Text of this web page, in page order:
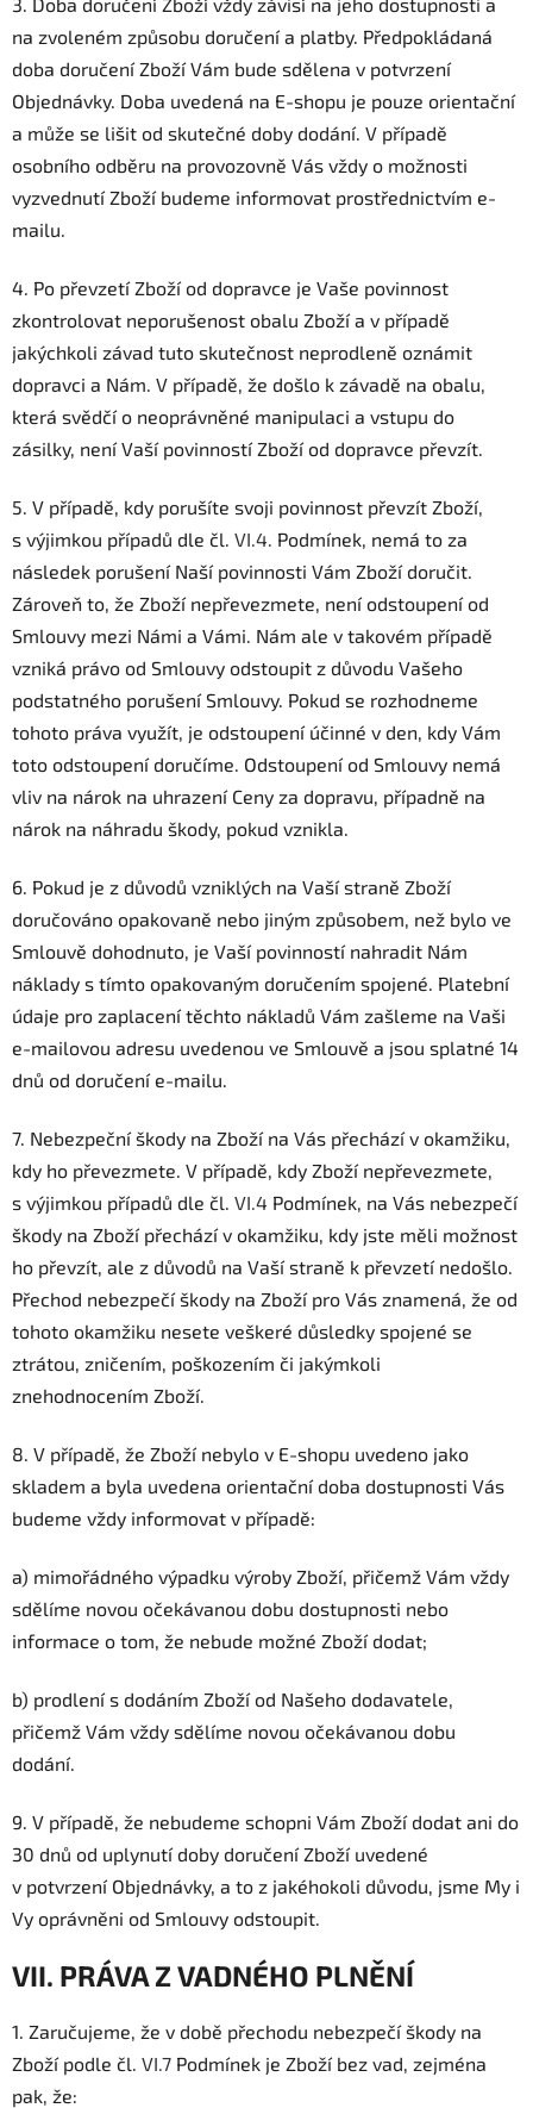
na zvoleném způsobu doručení a platby. Předpokládaná
doba doručení Zboží Vám bude sdělena v potvrzení
Objednávky. Doba uvedená na E-shopu je pouze orientační
a může se lišit od skutečné doby dodání. V případě
osobního odběru na provozovně Vás vždy o možnosti
vyzvednutí Zboží budeme informovat prostřednictvím e-
mailu.
4. Po převzetí Zboží od dopravce je Vaše povinnost
zkontrolovat neporušenost obalu Zboží a v případě
jakýchkoli závad tuto skutečnost neprodleně oznámit
dopravci a Nám. V případě, že došlo k závadě na obalu,
která svědčí o neoprávněné manipulaci a vstupu do
zásilky, není Vaší povinností Zboží od dopravce převzít.
5. V případě, kdy porušíte svoji povinnost převzít Zboží,
s výjimkou případů dle čl. VI. 4. Podmínek, nemá to za
následek porušení Naší povinnosti Vám Zboží doručit.
Zároveň to, že Zboží nepřevezmete, není odstoupení od
Smlouvy mezi Námi a Vámi. Nám ale v takovém případě
vzniká právo od Smlouvy odstoupit z důvodu Vašeho
podstatného porušení Smlouvy. Pokud se rozhodneme
tohoto práva využít, je odstoupení účinné v den, kdy Vám
toto odstoupení doručíme. Odstoupení od Smlouvy nemá
vliv na nárok na uhrazení Ceny za dopravu, případně na
nárok na náhradu škody, pokud vznikla.
6. Pokud je z důvodů vzniklých na Vaší straně Zboží
doručováno opakovaně nebo jiným způsobem, než bylo ve
Smlouvě dohodnuto, je Vaší povinností nahradit Nám
náklady s tímto opakovaným doručením spojené. Platební
údaje pro zaplacení těchto nákladů Vám zašleme na Vaši
e-mailovou adresu uvedenou ve Smlouvě a jsou splatné 14
dnů od doručení e-mailu.
7. Nebezpeční škody na Zboží na Vás přechází v okamžiku,
kdy ho převezmete. V případě, kdy Zboží nepřevezmete,
s výjimkou případů dle čl. VI. 4 Podmínek, na Vás nebezpečí
škody na Zboží přechází v okamžiku, kdy jste měli možnost
ho převzít, ale z důvodů na Vaší straně k převzetí nedošlo.
Přechod nebezpečí škody na Zboží pro Vás znamená, že od
tohoto okamžiku nesete veškeré důsledky spojené se
ztrátou, zničením, poškozením či jakýmkoli
znehodnocením Zboží.
8. V případě, že Zboží nebylo v E-shopu uvedeno jako
skladem a byla uvedena orientační doba dostupnosti Vás
budeme vždy informovat v případě:
a) mimořádného výpadku výroby Zboží, přičemž Vám vždy
sdělíme novou očekávanou dobu dostupnosti nebo
informace o tom, že nebude možné Zboží dodat;
b) prodlení s dodáním Zboží od Našeho dodavatele,
přičemž Vám vždy sdělíme novou očekávanou dobu
dodání.
9. V případě, že nebudeme schopni Vám Zboží dodat ani do
30 dnů od uplynutí doby doručení Zboží uvedené
v potvrzení Objednávky, a to z jakéhokoli důvodu, jsme My i
Vy oprávněni od Smlouvy odstoupit.
VII. PRÁVA Z VADNÉHO PLNĚNÍ
1. Zaručujeme, že v době přechodu nebezpečí škody na
Zboží podle čl. VI. 7 Podmínek je Zboží bez vad, zejména
pak, že: